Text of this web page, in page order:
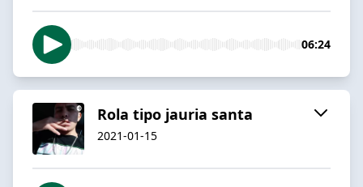
06:24
Rola tipo jauria santa
2021-01-15